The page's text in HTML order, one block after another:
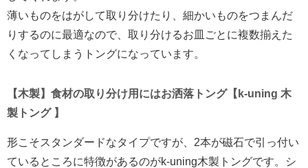
薄いものをはがして取り分けたり、細かいものをつまんだ
りするのに最適なので、取り分けるお皿ごとに複数揃えた
くなってしまうトングになっています。
【木製】食材の取り分け用にはお洒落トング【k-uning 木
製トング 】
形こそスタンダードなタイプですが、2本が磁石で引っ付い
ているところに特徴があるのがk-uning木製トングです。シ